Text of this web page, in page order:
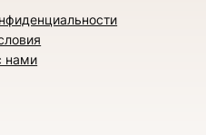
нами